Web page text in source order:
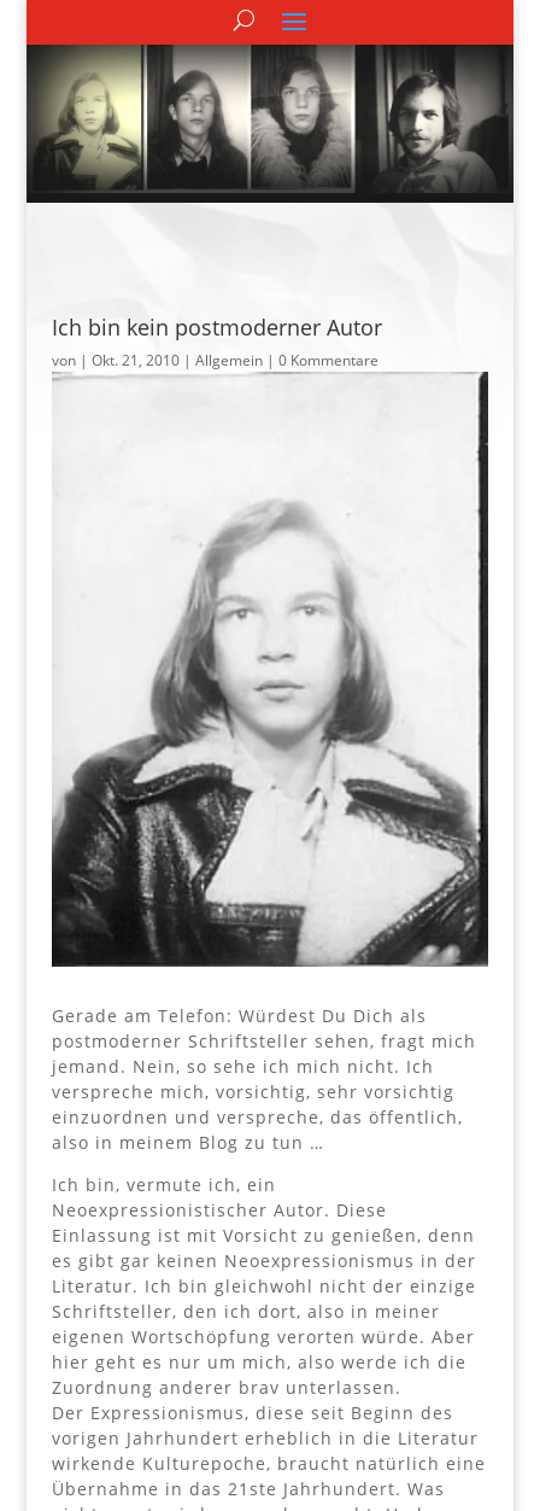
Ich bin kein postmoderner Autor
von | Okt. 21, 2010| Allgemein | 0 Kommentare
Gerade am Telefon: Würdest Du Dich als
postmoderner Schriftsteller sehen, fragt mich
jemand. Nein, so sehe ich mich nicht. Ich
verspreche mich, vorsichtig, sehr vorsichtig
einzuordnen und verspreche, das öffentlich,
also in meinem Blog zu tun …
Ich bin, vermute ich, ein
Neoexpressionistischer Autor. Diese
Einlassung ist mit Vorsicht zu genießen, denn
es gibt gar keinen Neoexpressionismus in der
Literatur. Ich bin gleichwohl nicht der einzige
Schriftsteller, den ich dort, also in meiner
eigenen Wortschöpfung verorten würde. Aber
hier geht es nur um mich, also werde ich die
Zuordnung anderer brav unterlassen.
Der Expressionismus, diese seit Beginn des
vorigen Jahrhundert erheblich in die Literatur
wirkende Kulturepoche, braucht natürlich eine
Übernahme in das 21ste Jahrhundert. Was